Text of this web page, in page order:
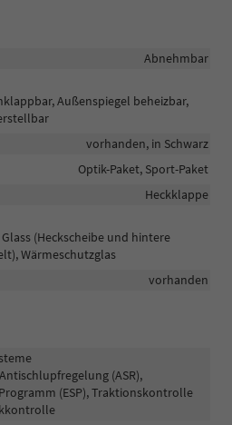
Abnehmbar
Außenspiegel beheizbar,
vorhanden, in Schwarz
Optik-Paket, Sport-Paket
Heckklappe
(Heckscheibe und hintere
Wärmeschutzglas
vorhanden
(ASR),
(ESP), Traktionskontrolle